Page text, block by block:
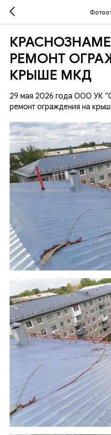
РЕМОНТ
КРЫШЕ МКД
29 мая 2026 года ООО УК
ремонт ограждения на